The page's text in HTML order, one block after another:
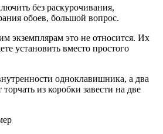
без раскурочивания,
обоев, большой вопрос.
экземплярам это не относится. Их
установить вместо простого
одноклавишника, а два
из коробки завести на две